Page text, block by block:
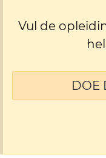
Vul de
DOE